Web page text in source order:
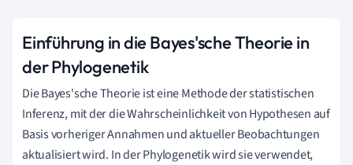
Einführung in die Bayes'sche Theorie in
der Phylogenetik
Die Bayes'sche Theorie ist eine Methode der statistischen
Inferenz, mit der die Wahrscheinlichkeit von Hypothesen auf
Basis vorheriger Annahmen und aktueller Beobachtungen
aktualisiert wird. In der Phylogenetik wird sie verwendet,